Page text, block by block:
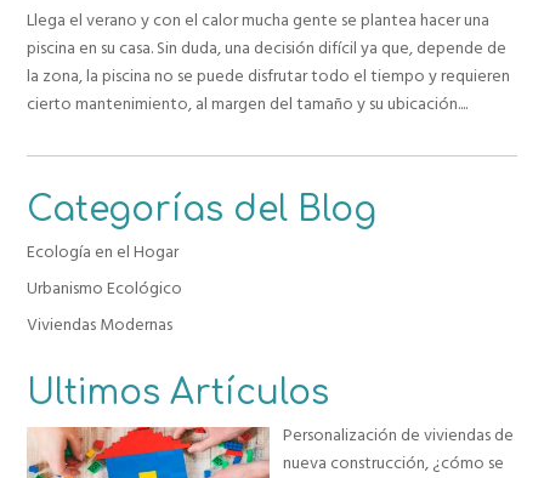
Llega el verano y con el calor mucha gente se plantea hacer una
piscina en su casa. Sin duda, una decisión difícil ya que, depende de
la zona, la piscina no se puede disfrutar todo el tiempo y requieren
cierto mantenimiento, al margen del tamaño y su ubicación....
Categorías del Blog
Ecología en el Hogar
Urbanismo Ecológico
Viviendas Modernas
Ultimos Artículos
Personalización de viviendas de
nueva construcción, ¿cómo se